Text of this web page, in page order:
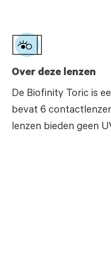
Over deze lenzen
De Biofinity Toric is
bevat 6
lenzen bieden geen